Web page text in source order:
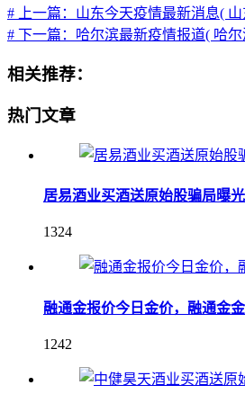
# 上一篇：山东今天疫情最新消息(
# 下一篇：哈尔滨最新疫情报道( 哈
相关推荐：
热门文章
居易酒业买酒送原始股骗局曝
1324
融通金报价今日金价，融通金
1242